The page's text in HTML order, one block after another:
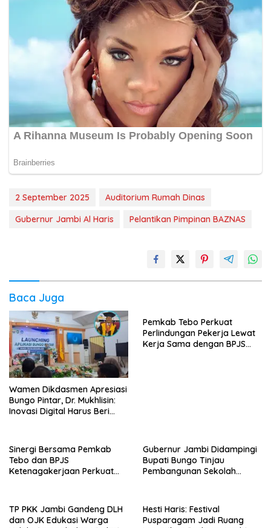
2 September 2025
Auditorium Rumah Dinas
Gubernur Jambi Al Haris
Pelantikan Pimpinan BAZNAS
Baca Juga
Wamen Dikdasmen Apresiasi
Bungo Pintar, Dr. Mukhlisin:
Inovasi Digital Harus Beri
Pemkab Tebo Perkuat
Perlindungan Pekerja Lewat
Kerja Sama dengan BPJS
Sinergi Bersama Pemkab
Tebo dan BPJS
Ketenagakerjaan Perkuat
Gubernur Jambi Didampingi
Bupati Bungo Tinjau
Pembangunan Sekolah
TP PKK Jambi Gandeng DLH
dan OJK Edukasi Warga
Hesti Haris: Festival
Pusparagam Jadi Ruang